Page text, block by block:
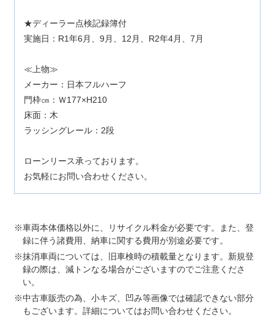
★ディーラー点検記録簿付
実施日：R1年6月、9月、12月、R2年4月、7月
≪上物≫
メーカー：日本フルハーフ
門枠㎝：Ｗ177×H210
床面：木
ラッシングレール：2段
ローンリース承っております。
お気軽にお問い合わせください。
車両本体価格以外に、リサイクル料金が必要です。また、登
録に伴う諸費用、納車に関する費用が別途必要です。
抹消車両については、旧車検時の積載量となります。新規登
録の際は、減トンなる場合がございますのでご注意くださ
い。
中古車販売の為、小キズ、凹み等画像では確認できない部分
もございます。詳細についてはお問い合わせください。